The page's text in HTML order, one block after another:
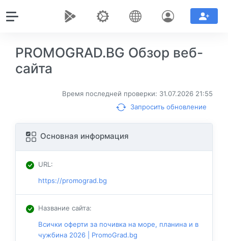
PROMOGRAD.BG Обзор веб-
сайта
Время последней проверки: 31.07.2026 21:55
Запросить обновление
Основная информация
URL:
https://promograd.bg
Название сайта:
Всички оферти за почивкa на море, планина и в
чужбина 2026 | PromoGrad.bg